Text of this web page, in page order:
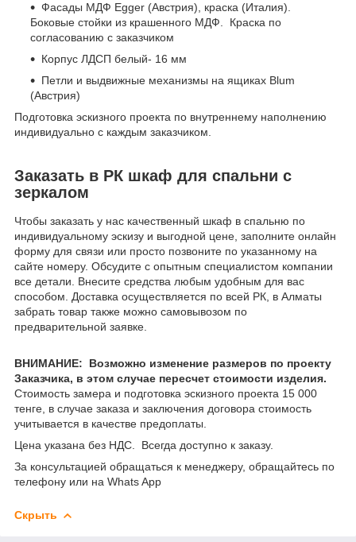
Фасады МДФ Egger (Австрия), краска (Италия).
Боковые стойки из крашенного МДФ. Краска по
согласованию с заказчиком
Корпус ЛДСП белый- 16 мм
Петли и выдвижные механизмы на ящиках Blum
(Австрия)
Подготовка эскизного проекта по внутреннему наполнению
индивидуально с каждым заказчиком.
Заказать в РК шкаф для спальни с
зеркалом
Чтобы заказать у нас качественный шкаф в спальню по
индивидуальному эскизу и выгодной цене, заполните онлайн
форму для связи или просто позвоните по указанному на
сайте номеру. Обсудите с опытным специалистом компании
все детали. Внесите средства любым удобным для вас
способом. Доставка осуществляется по всей РК, в Алматы
забрать товар также можно самовывозом по
предварительной заявке.
ВНИМАНИЕ: Возможно изменение размеров по проекту
Заказчика, в этом случае пересчет стоимости изделия.
Стоимость замера и подготовка эскизного проекта 15 000
тенге, в случае заказа и заключения договора стоимость
учитывается в качестве предоплаты.
Цена указана без НДС. Всегда доступно к заказу.
За консультацией обращаться к менеджеру, обращайтесь по
телефону или на Whats App
Скрыть